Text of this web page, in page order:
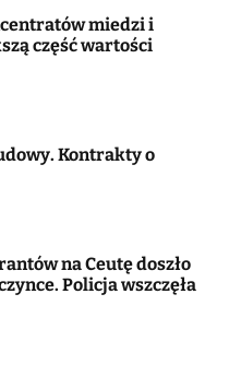
miedzi i
część wartości
Kontrakty o
na Ceutę doszło
Policja wszczęła